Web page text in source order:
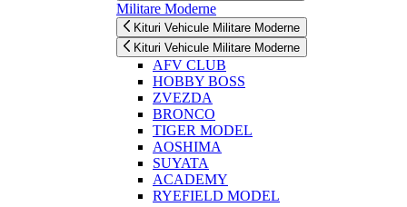
Militare Moderne
Kituri Vehicule Militare Moderne
Kituri Vehicule Militare Moderne
AFV CLUB
HOBBY BOSS
ZVEZDA
BRONCO
TIGER MODEL
AOSHIMA
SUYATA
ACADEMY
RYEFIELD MODEL